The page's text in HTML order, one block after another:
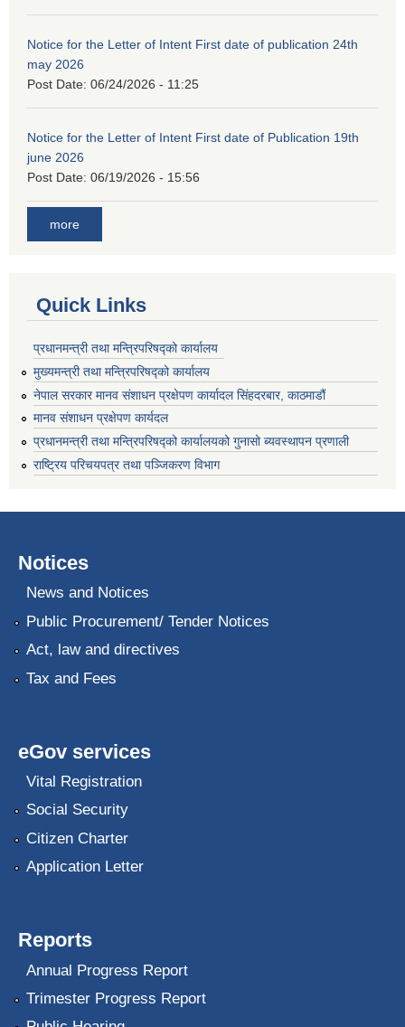
Notice for the Letter of Intent First date of publication 24th
may 2026
Post Date: 06/24/2026 - 11:25
Notice for the Letter of Intent First date of Publication 19th
june 2026
Post Date: 06/19/2026 - 15:56
more
Quick Links
प्रधानमन्त्री तथा मन्त्रिपरिषद्को कार्यालय
मुख्यमन्त्री तथा मन्त्रिपरिषद्को कार्यालय
नेपाल सरकार मानव संशाधन प्रक्षेपण कार्यादल सिंहदरबार, काठमाडौं
मानव संशाधन प्रक्षेपण कार्यदल
प्रधानमन्त्री तथा मन्त्रिपरिषद्को कार्यालयको गुनासो ब्यवस्थापन प्रणाली
राष्ट्रिय परिचयपत्र तथा पञ्जिकरण विभाग
Notices
News and Notices
Public Procurement/ Tender Notices
Act, law and directives
Tax and Fees
eGov services
Vital Registration
Social Security
Citizen Charter
Application Letter
Reports
Annual Progress Report
Trimester Progress Report